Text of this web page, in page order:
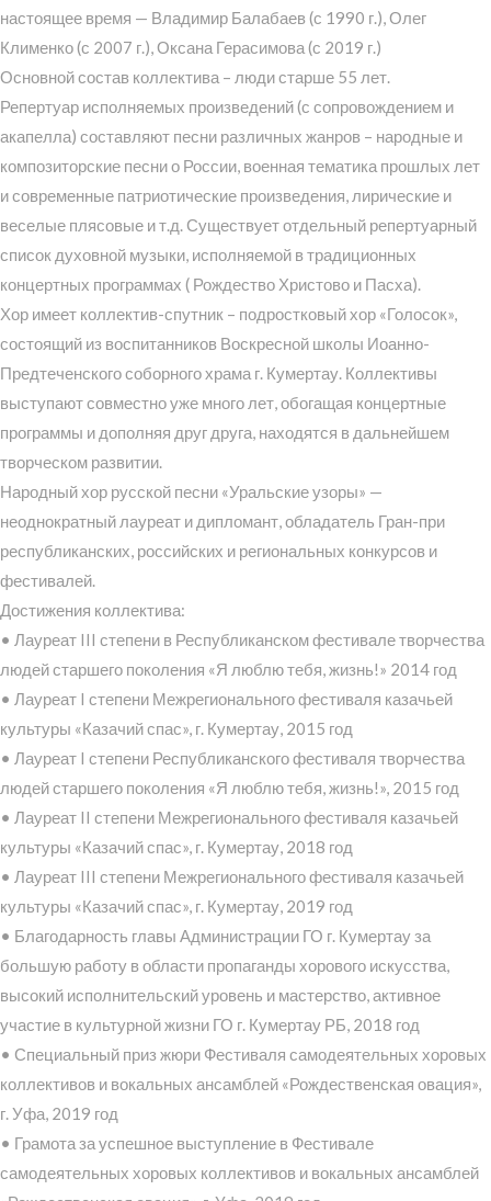
настоящее время — Владимир Балабаев (с 1990 г.), Олег
Клименко (с 2007 г.), Оксана Герасимова (с 2019 г.)
Основной состав коллектива – люди старше 55 лет.
Репертуар исполняемых произведений (с сопровождением и
акапелла) составляют песни различных жанров – народные и
композиторские песни о России, военная тематика прошлых лет
и современные патриотические произведения, лирические и
веселые плясовые и т.д. Существует отдельный репертуарный
список духовной музыки, исполняемой в традиционных
концертных программах ( Рождество Христово и Пасха).
Хор имеет коллектив-спутник – подростковый хор «Голосок»,
состоящий из воспитанников Воскресной школы Иоанно-
Предтеченского соборного храма г. Кумертау. Коллективы
выступают совместно уже много лет, обогащая концертные
программы и дополняя друг друга, находятся в дальнейшем
творческом развитии.
Народный хор русской песни «Уральские узоры» —
неоднократный лауреат и дипломант, обладатель Гран-при
республиканских, российских и региональных конкурсов и
фестивалей.
Достижения коллектива:
• Лауреат III степени в Республиканском фестивале творчества
людей старшего поколения «Я люблю тебя, жизнь!» 2014 год
• Лауреат I степени Межрегионального фестиваля казачьей
культуры «Казачий спас», г. Кумертау, 2015 год
• Лауреат I степени Республиканского фестиваля творчества
людей старшего поколения «Я люблю тебя, жизнь!», 2015 год
• Лауреат II степени Межрегионального фестиваля казачьей
культуры «Казачий спас», г. Кумертау, 2018 год
• Лауреат III степени Межрегионального фестиваля казачьей
культуры «Казачий спас», г. Кумертау, 2019 год
• Благодарность главы Администрации ГО г. Кумертау за
большую работу в области пропаганды хорового искусства,
высокий исполнительский уровень и мастерство, активное
участие в культурной жизни ГО г. Кумертау РБ, 2018 год
• Специальный приз жюри Фестиваля самодеятельных хоровых
коллективов и вокальных ансамблей «Рождественская овация»,
г. Уфа, 2019 год
• Грамота за успешное выступление в Фестивале
самодеятельных хоровых коллективов и вокальных ансамблей